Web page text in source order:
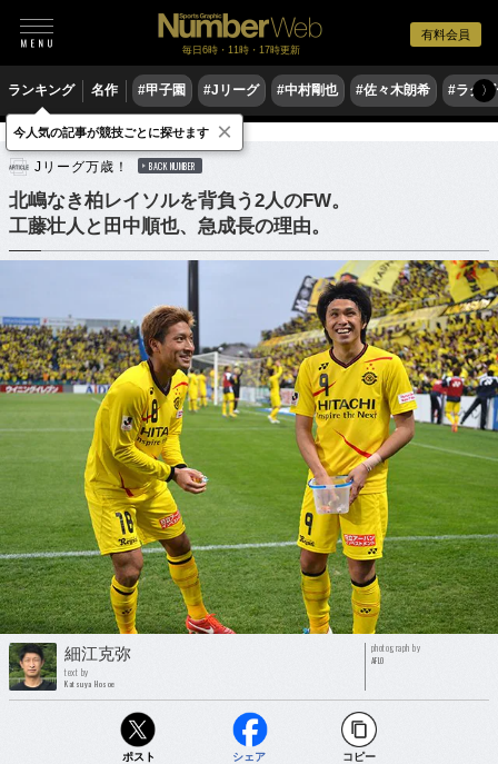
有料会員
毎日6時・11時・17時更新
ランキング 名作 #甲子園 #Jリーグ #中村剛也 #佐々木朗希 #ラグ〉
サッカー Jリーグ
Jリーグ万歳！ BACK NUMBER
北嶋なき柏レイソルを背負う2人のFW。
工藤壮人と田中順也、急成長の理由。
細江克弥
text by
Katsuya Hosoe
photograph by
AFLO
ポスト シェア コピー
今人気の記事が競技ごとに探せます ×